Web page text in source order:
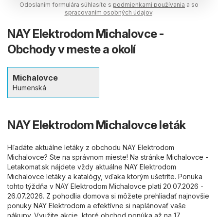
Odoslaním formulára súhlasíte s podmienkami používania a so
spracovaním osobných údajov.
NAY Elektrodom Michalovce -
Obchody v meste a okolí
Michalovce
Humenská
NAY Elektrodom Michalovce leták
Hľadáte aktuálne letáky z obchodu NAY Elektrodom
Michalovce? Ste na správnom mieste! Na stránke Michalovce -
Letakomat.sk nájdete vždy aktuálne NAY Elektrodom
Michalovce letáky a katalógy, vďaka ktorým ušetríte. Ponuka
tohto týždňa v NAY Elektrodom Michalovce platí 20.07.2026 -
26.07.2026. Z pohodlia domova si môžete prehliadať najnovšie
ponuky NAY Elektrodom a efektívne si naplánovať vaše
nákupy. Využite akcie, ktoré obchod ponúka až na 17